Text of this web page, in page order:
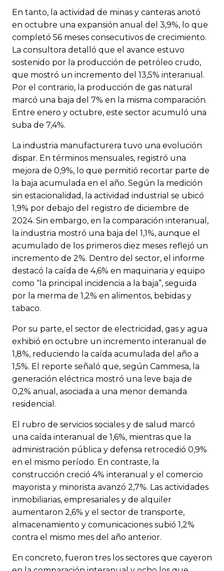
En tanto, la actividad de minas y canteras anotó
en octubre una expansión anual del 3,9%, lo que
completó 56 meses consecutivos de crecimiento.
La consultora detalló que el avance estuvo
sostenido por la producción de petróleo crudo,
que mostró un incremento del 13,5% interanual.
Por el contrario, la producción de gas natural
marcó una baja del 7% en la misma comparación.
Entre enero y octubre, este sector acumuló una
suba de 7,4%.
La industria manufacturera tuvo una evolución
dispar. En términos mensuales, registró una
mejora de 0,9%, lo que permitió recortar parte de
la baja acumulada en el año. Según la medición
sin estacionalidad, la actividad industrial se ubicó
1,9% por debajo del registro de diciembre de
2024. Sin embargo, en la comparación interanual,
la industria mostró una baja del 1,1%, aunque el
acumulado de los primeros diez meses reflejó un
incremento de 2%. Dentro del sector, el informe
destacó la caída de 4,6% en maquinaria y equipo
como “la principal incidencia a la baja”, seguida
por la merma de 1,2% en alimentos, bebidas y
tabaco.
Por su parte, el sector de electricidad, gas y agua
exhibió en octubre un incremento interanual de
1,8%, reduciendo la caída acumulada del año a
1,5%. El reporte señaló que, según Cammesa, la
generación eléctrica mostró una leve baja de
0,2% anual, asociada a una menor demanda
residencial.
El rubro de servicios sociales y de salud marcó
una caída interanual de 1,6%, mientras que la
administración pública y defensa retrocedió 0,9%
en el mismo período. En contraste, la
construcción creció 4% interanual y el comercio
mayorista y minorista avanzó 2,7%. Las actividades
inmobiliarias, empresariales y de alquiler
aumentaron 2,6% y el sector de transporte,
almacenamiento y comunicaciones subió 1,2%
contra el mismo mes del año anterior.
En concreto, fueron tres los sectores que cayeron